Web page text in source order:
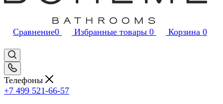
Сравнение0 Избранные товары 0 Корзина 0
Телефоны
+7 499 521-66-57